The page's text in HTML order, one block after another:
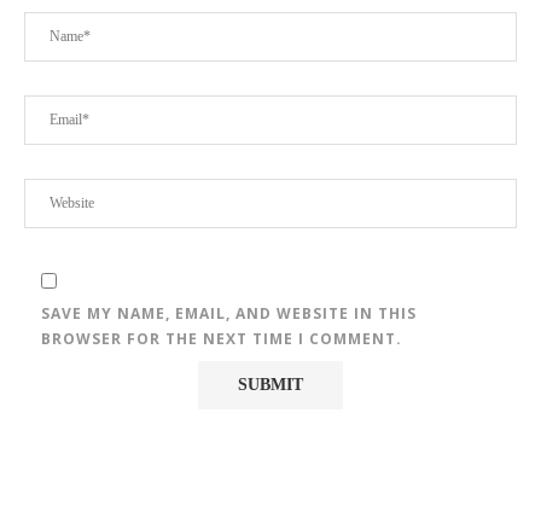
SAVE MY NAME, EMAIL, AND WEBSITE IN THIS
BROWSER FOR THE NEXT TIME I COMMENT.